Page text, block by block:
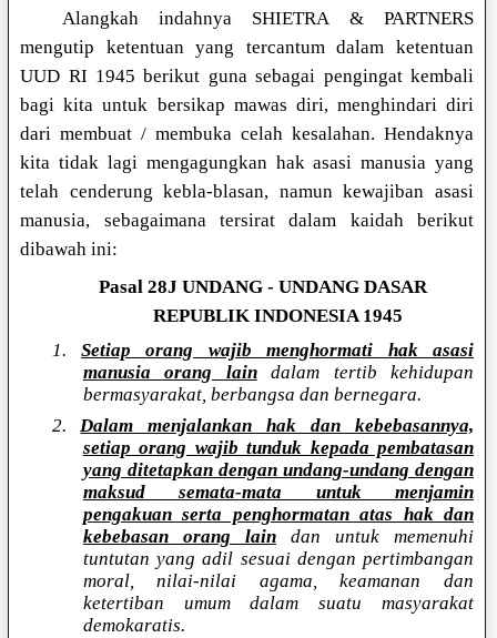
Alangkah indahnya SHIETRA & PARTNERS
mengutip ketentuan yang tercantum dalam ketentuan
UUD RI 1945 berikut guna sebagai pengingat kembali
bagi kita untuk bersikap mawas diri, menghindari diri
dari membuat / membuka celah kesalahan. Hendaknya
kita tidak lagi mengagungkan hak asasi manusia yang
telah cenderung kebla-blasan, namun kewajiban asasi
manusia, sebagaimana tersirat dalam kaidah berikut
dibawah ini:
Pasal 28J UNDANG - UNDANG DASAR
REPUBLIK INDONESIA 1945
1. Setiap orang wajib menghormati hak asasi
manusia orang laindalam tertib kehidupan
bermasyarakat, berbangsa dan bernegara.
2.Dalam menjalankan hak dan kebebasannya,
setiap orang wajib tunduk kepada pembatasan
yang ditetapkan dengan undang-undang dengan
maksud semata-mata untuk menjamin
pengakuan serta penghormatan atas hak dan
kebebasan orang laindan untuk memenuhi
tuntutan yang adil sesuai dengan pertimbangan
moral, nilai-nilai agama, keamanan dan
ketertiban umum dalam suatu masyarakat
demokaratis.